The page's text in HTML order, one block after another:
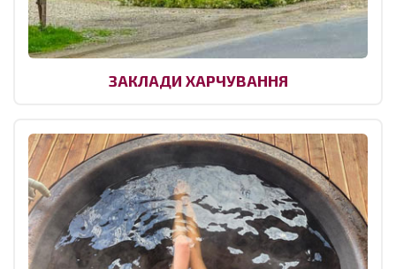
ЗАКЛАДИ ХАРЧУВАННЯ